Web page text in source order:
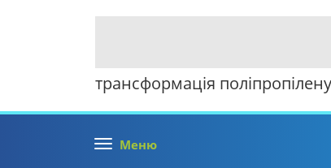
трансформація поліпропілену
Меню